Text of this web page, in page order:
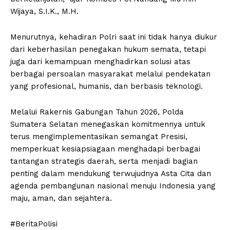
Wijaya, S.I.K., M.H.
Menurutnya, kehadiran Polri saat ini tidak hanya diukur
dari keberhasilan penegakan hukum semata, tetapi
juga dari kemampuan menghadirkan solusi atas
berbagai persoalan masyarakat melalui pendekatan
yang profesional, humanis, dan berbasis teknologi.
Melalui Rakernis Gabungan Tahun 2026, Polda
Sumatera Selatan menegaskan komitmennya untuk
terus mengimplementasikan semangat Presisi,
memperkuat kesiapsiagaan menghadapi berbagai
tantangan strategis daerah, serta menjadi bagian
penting dalam mendukung terwujudnya Asta Cita dan
agenda pembangunan nasional menuju Indonesia yang
maju, aman, dan sejahtera.
#BeritaPolisi